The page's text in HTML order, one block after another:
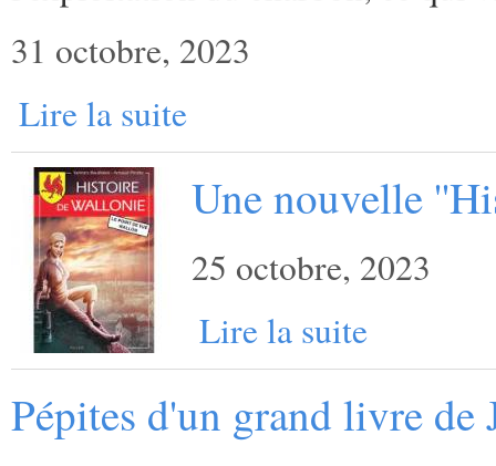
31 octobre, 2023
Lire la suite
Une nouvelle
25 octobre, 2023
Lire la suite
Pépites d'un grand livre de